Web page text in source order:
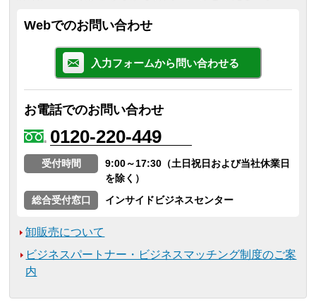
Webでのお問い合わせ
入力フォームから問い合わせる
お電話でのお問い合わせ
0120-220-449
受付時間
9:00～17:30（土日祝日および当社休業日
を除く）
総合受付窓口
インサイドビジネスセンター
卸販売について
ビジネスパートナー・ビジネスマッチング制度のご案
内